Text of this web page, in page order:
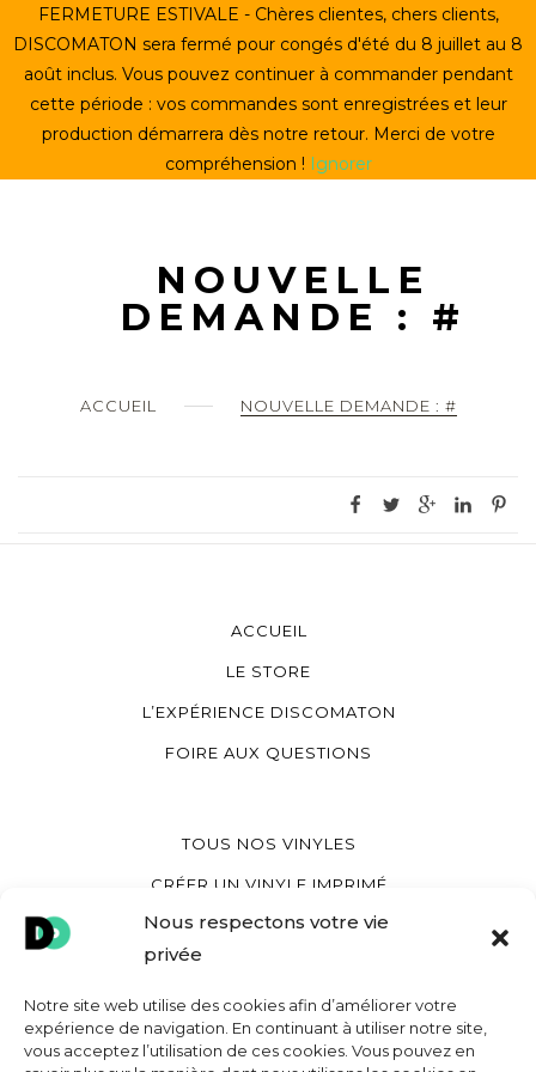
Nous respectons votre vie
privée
Notre site web utilise des cookies afin d’améliorer votre
expérience de navigation. En continuant à utiliser notre site,
vous acceptez l’utilisation de ces cookies. Vous pouvez en
to
content
ACCUEIL
CRÉER UN VINYLE
LE STORE
ACCUEIL NOUVELLE DEMANDE : #
NOUVELLE
DEMANDE : #
ACCUEIL
LE STORE
L’EXPÉRIENCE DISCOMATON
FOIRE AUX QUESTIONS
TOUS NOS VINYLES
CRÉER UN VINYLE IMPRIMÉ
CRÉER UN VINYLE COEUR
CRÉER UNE POCHETTE VINYLE
MON COMPTE
FERMETURE ESTIVALE - Chères clientes, chers clients,
DISCOMATON sera fermé pour congés d'été du 8 juillet au 8
août inclus. Vous pouvez continuer à commander pendant
cette période : vos commandes sont enregistrées et leur
production démarrera dès notre retour. Merci de votre
compréhension ! Ignorer